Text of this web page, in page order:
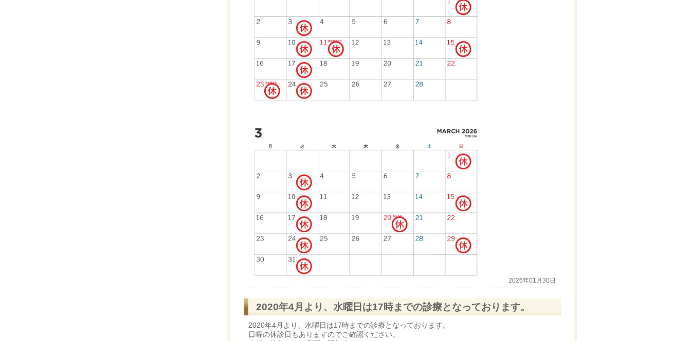
2026年01月30日
2020年4月より、水曜日は17時までの診療となっております。
2020年4月より、水曜日は17時までの診療となっております。
日曜の休診日もありますのでご確認ください。